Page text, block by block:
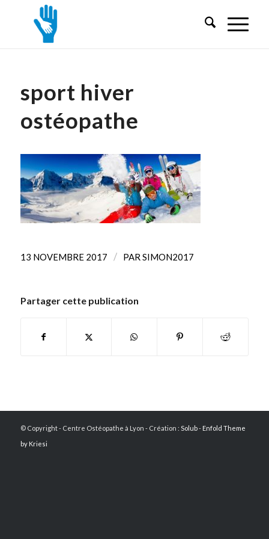
sport hiver
ostéopathe
13 NOVEMBRE 2017 / PAR SIMON2017
Partager cette publication
© Copyright - Centre Ostéopathe à Lyon - Création : Solub- Enfold Theme
by Kriesi